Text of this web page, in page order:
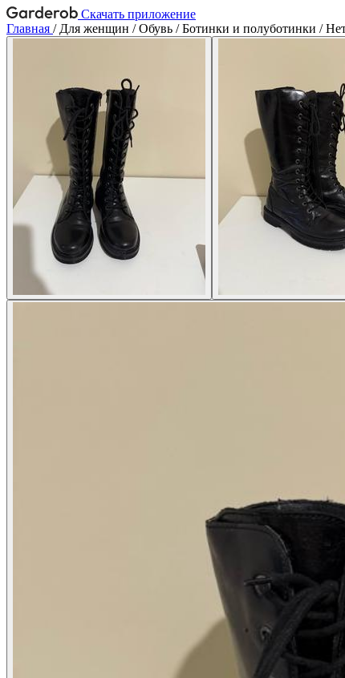
Скачать приложение
Главная / Для женщин /Обувь /Ботинки и полуботинки /